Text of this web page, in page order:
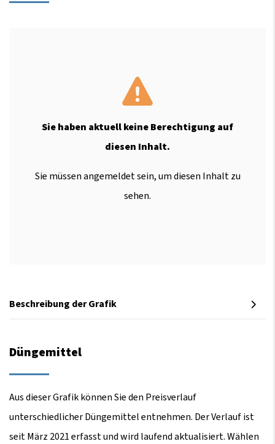
Sie haben aktuell keine Berechtigung auf
diesen Inhalt.
Sie müssen angemeldet sein, um diesen Inhalt zu
sehen.
Beschreibung der Grafik
Düngemittel
Aus dieser Grafik können Sie den Preisverlauf
unterschiedlicher Düngemittel entnehmen. Der Verlauf ist
seit März 2021 erfasst und wird laufend aktualisiert. Wählen